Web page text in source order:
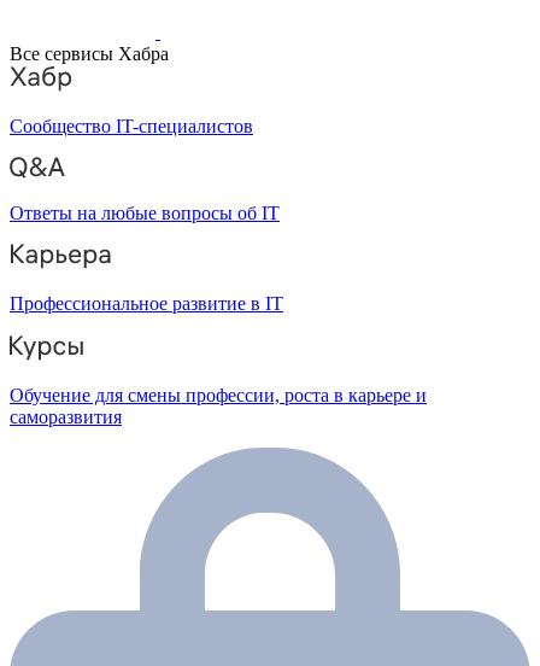
Все сервисы Хабра
Сообщество IT-специалистов
Ответы на любые вопросы об IT
Профессиональное развитие в IT
Обучение для смены профессии, роста в карьере и
саморазвития